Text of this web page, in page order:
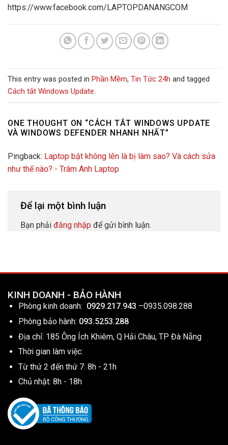
https://www.facebook.com/LAPTOPDANANGCOM
This entry was posted in Phần Mềm, Tin Tức 24h and tagged
Cách tắt Windows Update.
ONE THOUGHT ON “CÁCH TẮT WINDOWS UPDATE
VÀ WINDOWS DEFENDER NHANH NHẤT”
Pingback: Laptop bật không lên là bị làm sao? Và cách sửa
như thế nào? - Trâm Anh Laptop
Để lại một bình luận
Bạn phải đăng nhập để gửi bình luận.
KINH DOANH - BẢO HÀNH
Phòng kinh doanh: 0929.217.943 –0935.098.288
Phòng bảo hành: 093.5253.288
Địa chỉ: 185 Ông Ích Khiêm, Q.Hải Châu, TP Đà Nẵng
Thời gian làm việc:
Từ thứ 2 đến thứ 7: 8h - 21h
Chủ nhật: 8h - 18h